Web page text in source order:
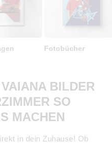
Fotobücher
BILDER
SO
MACHEN
in dein Zuhause! Ob